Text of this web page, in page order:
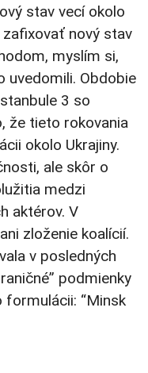
stav vecí okolo
zafixovať nový stav
myslím si,
uvedomili. Obdobie
3 so
že tieto rokovania
okolo Ukrajiny.
ale skôr o
medzi
aktérov. V
zloženie koalícií.
v posledných
podmienky
formulácii: “Minsk